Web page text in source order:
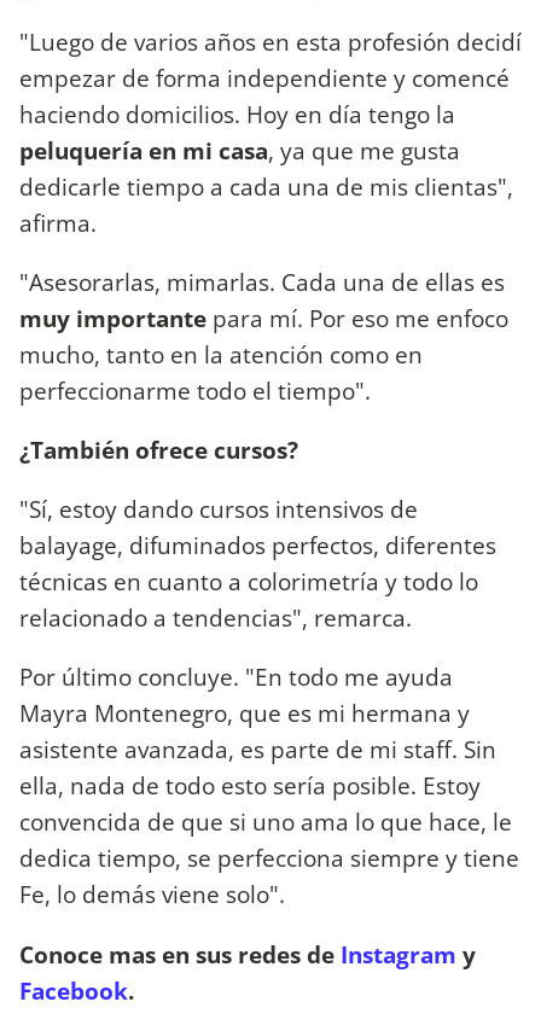
"Luego de varios años en esta profesión decidí
empezar de forma independiente y comencé
haciendo domicilios. Hoy en día tengo la
peluquería en mi casa, ya que me gusta
dedicarle tiempo a cada una de mis clientas",
afirma.
"Asesorarlas, mimarlas. Cada una de ellas es
muy importante para mí. Por eso me enfoco
mucho, tanto en la atención como en
perfeccionarme todo el tiempo".
¿También ofrece cursos?
"Sí, estoy dando cursos intensivos de
balayage, difuminados perfectos, diferentes
técnicas en cuanto a colorimetría y todo lo
relacionado a tendencias", remarca.
Por último concluye. "En todo me ayuda
Mayra Montenegro, que es mi hermana y
asistente avanzada, es parte de mi staff. Sin
ella, nada de todo esto sería posible. Estoy
convencida de que si uno ama lo que hace, le
dedica tiempo, se perfecciona siempre y tiene
Fe, lo demás viene solo".
Conoce mas en sus redes de Instagram y
Facebook.